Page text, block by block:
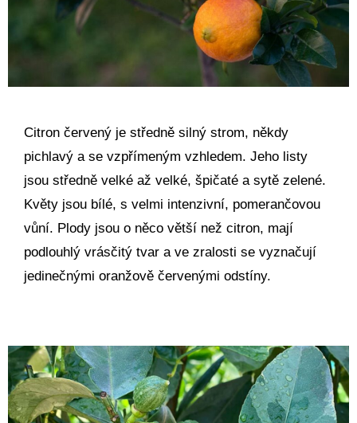
Citron červený je středně silný strom, někdy
pichlavý a se vzpřímeným vzhledem. Jeho listy
jsou středně velké až velké, špičaté a sytě zelené.
Květy jsou bílé, s velmi intenzivní, pomerančovou
vůní. Plody jsou o něco větší než citron, mají
podlouhlý vrásčitý tvar a ve zralosti se vyznačují
jedinečnými oranžově červenými odstíny.